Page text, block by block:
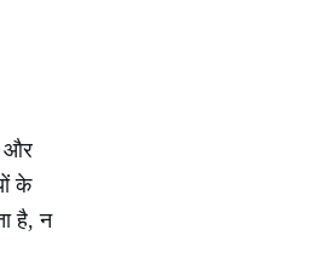
और
के
है, न